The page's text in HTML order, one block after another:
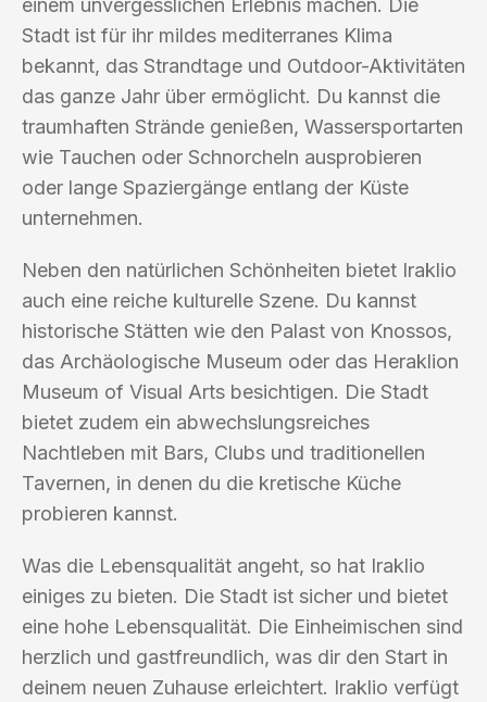
einem unvergesslichen Erlebnis machen. Die
Stadt ist für ihr mildes mediterranes Klima
bekannt, das Strandtage und Outdoor-Aktivitäten
das ganze Jahr über ermöglicht. Du kannst die
traumhaften Strände genießen, Wassersportarten
wie Tauchen oder Schnorcheln ausprobieren
oder lange Spaziergänge entlang der Küste
unternehmen.
Neben den natürlichen Schönheiten bietet Iraklio
auch eine reiche kulturelle Szene. Du kannst
historische Stätten wie den Palast von Knossos,
das Archäologische Museum oder das Heraklion
Museum of Visual Arts besichtigen. Die Stadt
bietet zudem ein abwechslungsreiches
Nachtleben mit Bars, Clubs und traditionellen
Tavernen, in denen du die kretische Küche
probieren kannst.
Was die Lebensqualität angeht, so hat Iraklio
einiges zu bieten. Die Stadt ist sicher und bietet
eine hohe Lebensqualität. Die Einheimischen sind
herzlich und gastfreundlich, was dir den Start in
deinem neuen Zuhause erleichtert. Iraklio verfügt